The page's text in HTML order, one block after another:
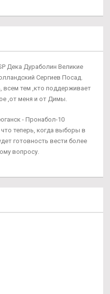
Дека Дураболин Великие
Сергиев Посад.
всем тем ,кто поддерживает
,от меня и от Димы.
- Пронабол-10
теперь, когда выборы в
готовность вести более
вопросу.